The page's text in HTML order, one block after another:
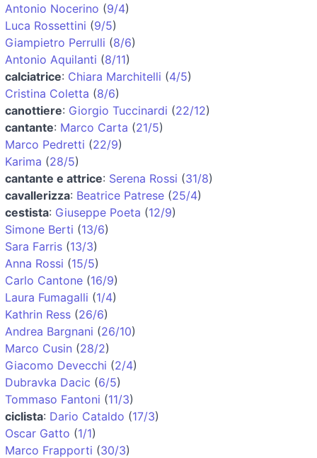
Antonio Nocerino (9/4)
Luca Rossettini (9/5)
Giampietro Perrulli (8/6)
Antonio Aquilanti (8/11)
calciatrice: Chiara Marchitelli (4/5)
Cristina Coletta (8/6)
canottiere: Giorgio Tuccinardi (22/12)
cantante: Marco Carta (21/5)
Marco Pedretti (22/9)
Karima (28/5)
cantante e attrice: Serena Rossi (31/8)
cavallerizza: Beatrice Patrese (25/4)
cestista: Giuseppe Poeta (12/9)
Simone Berti (13/6)
Sara Farris (13/3)
Anna Rossi (15/5)
Carlo Cantone (16/9)
Laura Fumagalli (1/4)
Kathrin Ress (26/6)
Andrea Bargnani (26/10)
Marco Cusin (28/2)
Giacomo Devecchi (2/4)
Dubravka Dacic (6/5)
Tommaso Fantoni (11/3)
ciclista: Dario Cataldo (17/3)
Oscar Gatto (1/1)
Marco Frapporti (30/3)